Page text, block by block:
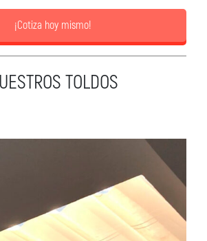
¡Cotiza hoy mismo!
TOLDOS